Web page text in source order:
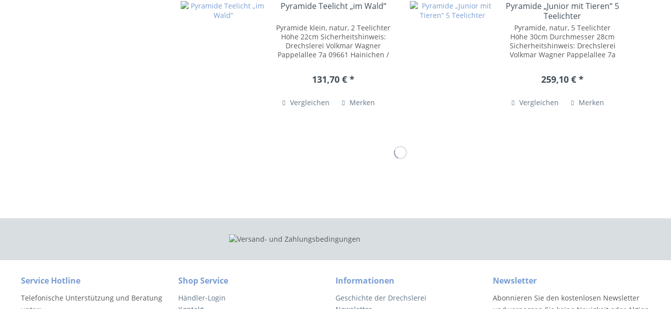
Pyramide Teelicht „im Wald“
Pyramide klein, natur, 2 Teelichter
Höhe 22cm Sicherheitshinweis:
Drechslerei Volkmar Wagner
Pappelallee 7a 09661 Hainichen /
volkmar-wagner.de...
131,70 € *
Vergleichen Merken
Pyramide „Junior mit Tieren“ 5
Teelichter
Pyramide, natur, 5 Teelichter
Höhe 30cm Durchmesser 28cm
Sicherheitshinweis: Drechslerei
Volkmar Wagner Pappelallee 7a
posteingang@drechslerei-
259,10 € *
Vergleichen Merken
Service Hotline
Telefonische Unterstützung und Beratung
Shop Service
Händler-Login
Informationen
Geschichte der Drechslerei
Newsletter
Abonnieren Sie den kostenlosen Newsletter